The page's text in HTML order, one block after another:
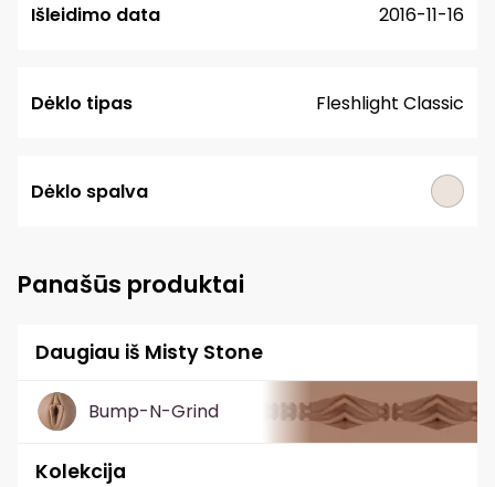
Išleidimo data 2016-11-16
Dėklo tipas Fleshlight Classic
Dėklo spalva
Panašūs produktai
Daugiau iš Misty Stone
Bump-N-Grind
Kolekcija